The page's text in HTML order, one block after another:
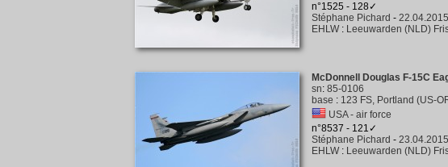
n°1525 - 128✓
Stéphane Pichard - 22.04.2015
EHLW : Leeuwarden (NLD)
McDonnell Douglas F-15C
sn: 85-0106
base : 123 FS, Portland (US-
USA - air force
n°8537 - 121✓
Stéphane Pichard - 23.04.2015
EHLW : Leeuwarden (NLD)